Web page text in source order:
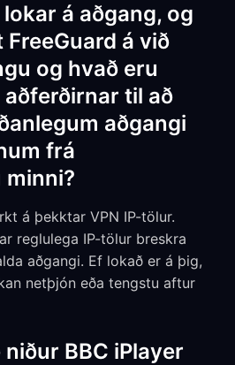
á aðgang, og
á við
og hvað eru
til að
aðgangi
frá
minni?
á þekktar VPN IP-tölur.
reglulega IP-tölur breskra
aðgangi. Ef lokað er á þig,
netþjón eða tengstu aftur
BBC iPlayer